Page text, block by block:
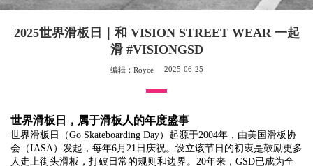
2025世界滑板日｜和 VISION STREET WEAR 一起
滑 #VISIONGSD
编辑：Royce 2025-06-25
世界滑板日 ，属于滑板人的年度盛事
世界滑板日（Go Skateboarding Day）起源于2004年，由美国滑板协
会（IASA）发起，每年6月21日庆祝。设立该节日的初衷是鼓励更多
人走上街头滑板，打破日常的规则和边界。20年来，GSD已成为全